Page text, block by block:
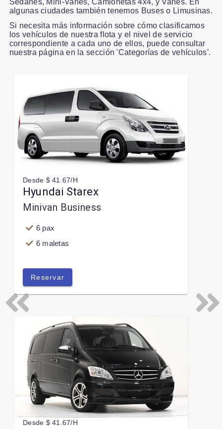
Sedanes, Mini-Vanes, Camionetas 4x4, y Vanes. En
algunas ciudades también tenemos Buses o Limusinas.
Si necesita más información sobre cómo clasificamos
los vehículos de nuestra flota y el nivel de servicio
correspondiente a cada uno de ellos, puede consultar
nuestra página en la sección 'Categorías de vehículos'.
Desde $ 41.67/H
Hyundai Starex
Minivan Business
6 pax
6 maletas
Reservar
Desde $ 41.67/H
Previous Next